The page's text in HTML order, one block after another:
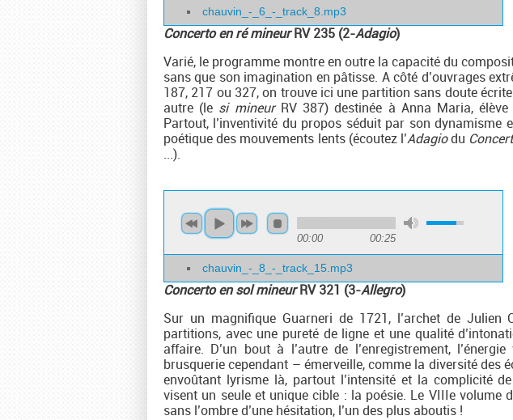
chauvin_-_6_-_track_8.mp3
Concerto en ré mineurRV 235 (2-Adagio)
Varié, le programme montre en outre la capacité du
sans que son imagination en pâtisse. A côté d’ouvrages
187, 217 ou 327, on trouve ici une partition sans doute
autre (le si mineurRV 387) destinée à Anna Maria,
Partout, l’inventivité du propos séduit par son
poétique des mouvements lents (écoutez l’Adagiodu
...).
00:00 00:25
chauvin_-_8_-_track_15.mp3
Concerto en sol mineurRV 321 (3-Allegro)
Sur un magnifique Guarneri de 1721, l’archet de
partitions, avec une pureté de ligne et une qualité
affaire. D’un bout à l’autre de l’enregistrement,
brusquerie cependant – émerveille, comme la diversité des
envoûtant lyrisme là, partout l’intensité et la complicité
visent un seule et unique cible : la poésie. Le VIIIe volume
sans l’ombre d’une hésitation, l’un des plus aboutis !